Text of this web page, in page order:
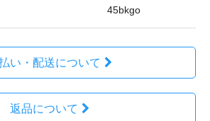
45bkgo
い・配送について
返品について